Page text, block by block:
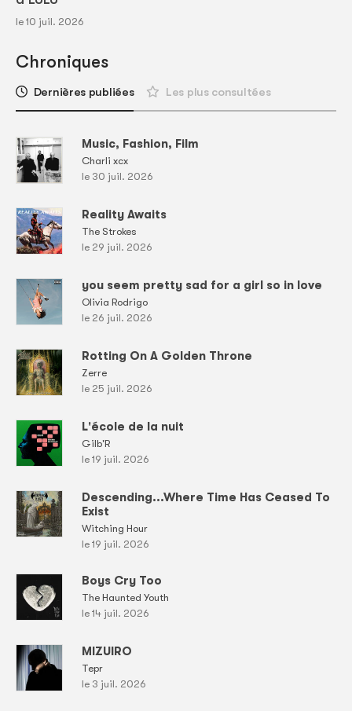
le 10 juil. 2026
Chroniques
Dernières publiées Les plus consultées
Music, Fashion, Film
Charli xcx
le 30 juil. 2026
Reality Awaits
The Strokes
le 29 juil. 2026
you seem pretty sad for a girl so in love
Olivia Rodrigo
le 26 juil. 2026
Rotting On A Golden Throne
Zerre
le 25 juil. 2026
L'école de la nuit
Gilb'R
le 19 juil. 2026
Descending...Where Time Has Ceased To
Exist
Witching Hour
le 19 juil. 2026
Boys Cry Too
The Haunted Youth
le 14 juil. 2026
MIZUIRO
Tepr
le 3 juil. 2026